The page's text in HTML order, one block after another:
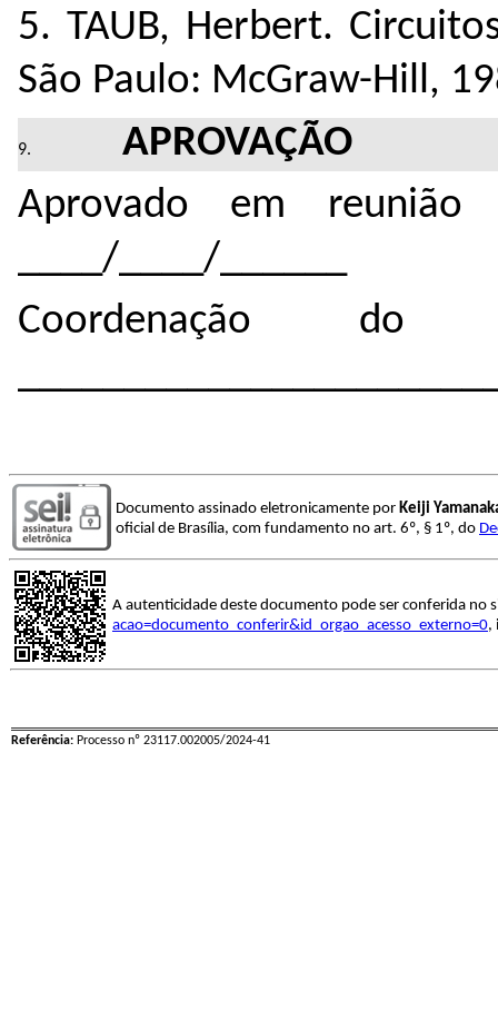
5. TAUB, Herbert.
São Paulo: McGraw-Hill,
APROVAÇÃO
Aprovado em reunião
____/____/______
Coordenação do
Documento assinado eletronicamente por Keiji
oficial de Brasília, com fundamento no art. 6º, § 1º, do
A autenticidade deste documento pode ser conferida no
acao=documento_conferir&id_orgao_acesso_externo=0,
Referência: Processo nº 23117.002005/2024-41